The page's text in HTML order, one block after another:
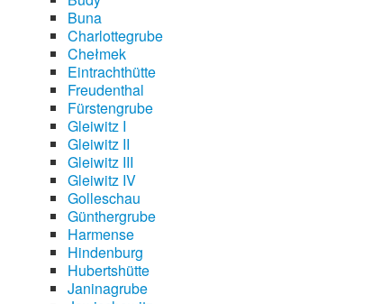
Buna
Charlottegrube
Chełmek
Eintrachthütte
Freudenthal
Fürstengrube
Gleiwitz I
Gleiwitz II
Gleiwitz III
Gleiwitz IV
Golleschau
Günthergrube
Harmense
Hindenburg
Hubertshütte
Janinagrube